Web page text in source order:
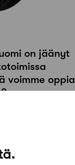
on jäänyt
voimme oppia